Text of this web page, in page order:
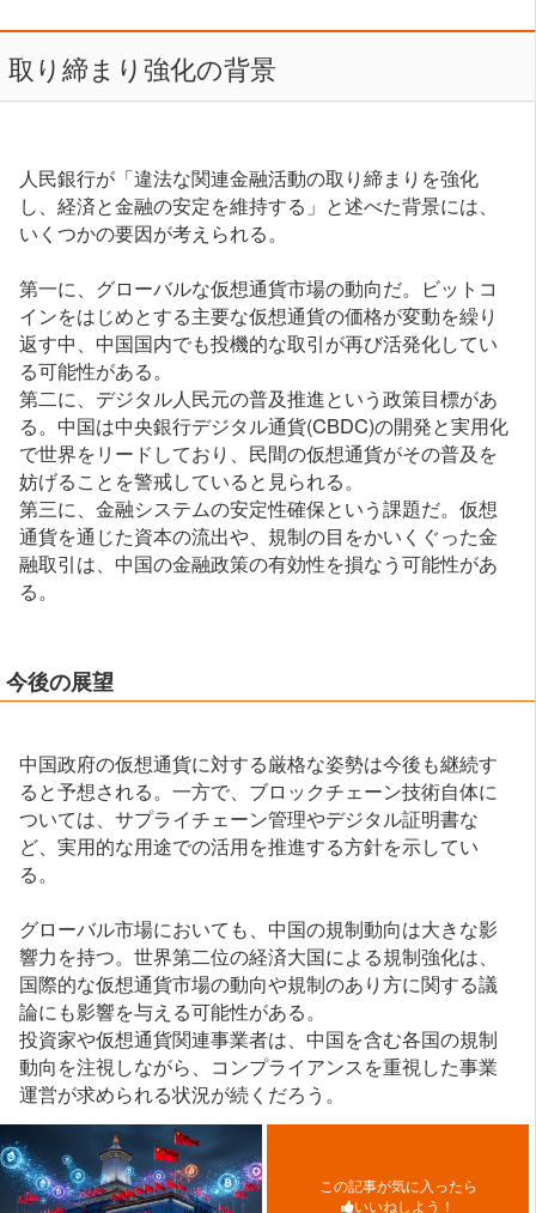
取り締まり強化の背景
人民銀行が「違法な関連金融活動の取り締まりを強化
し、経済と金融の安定を維持する」と述べた背景には、
いくつかの要因が考えられる。
第一に、グローバルな仮想通貨市場の動向だ。ビットコ
インをはじめとする主要な仮想通貨の価格が変動を繰り
返す中、中国国内でも投機的な取引が再び活発化してい
る可能性がある。
第二に、デジタル人民元の普及推進という政策目標があ
る。中国は中央銀行デジタル通貨(CBDC)の開発と実用化
で世界をリードしており、民間の仮想通貨がその普及を
妨げることを警戒していると見られる。
第三に、金融システムの安定性確保という課題だ。仮想
通貨を通じた資本の流出や、規制の目をかいくぐった金
融取引は、中国の金融政策の有効性を損なう可能性があ
る。
今後の展望
中国政府の仮想通貨に対する厳格な姿勢は今後も継続す
ると予想される。一方で、ブロックチェーン技術自体に
ついては、サプライチェーン管理やデジタル証明書な
ど、実用的な用途での活用を推進する方針を示してい
る。
グローバル市場においても、中国の規制動向は大きな影
響力を持つ。世界第二位の経済大国による規制強化は、
国際的な仮想通貨市場の動向や規制のあり方に関する議
論にも影響を与える可能性がある。
投資家や仮想通貨関連事業者は、中国を含む各国の規制
動向を注視しながら、コンプライアンスを重視した事業
運営が求められる状況が続くだろう。
この記事が気に入ったら
いいねしよう！